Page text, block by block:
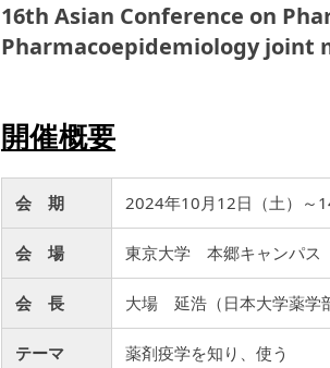
16th Asian Conference on
Pharmacoepidemiology joint
開催概要
会 期 2024年10月12日（土）～
会 場 東京大学 本郷キャンパス
会 長 大場 延浩（日本大学薬学
テーマ 薬剤疫学を知り、使う